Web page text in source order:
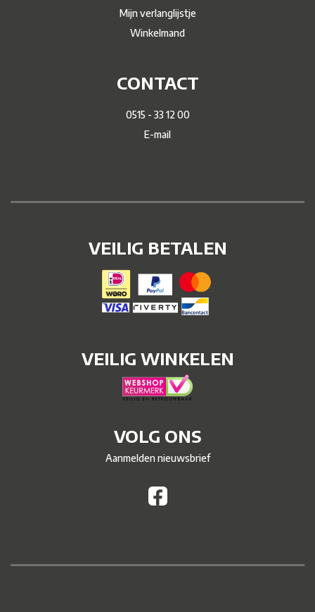
Mijn verlanglijstje
Winkelmand
CONTACT
0515 - 33 12 00
E-mail
VEILIG BETALEN
VEILIG WINKELEN
VOLG ONS
Aanmelden nieuwsbrief